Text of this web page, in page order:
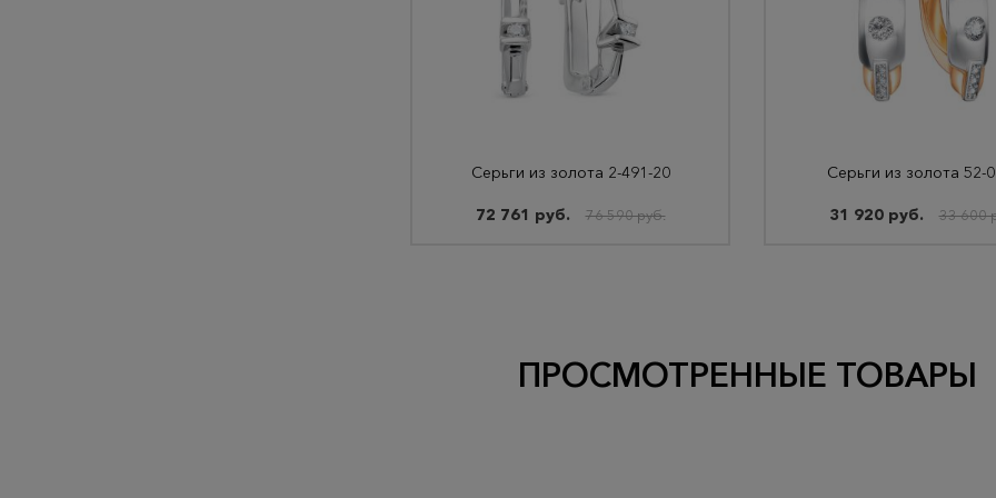
Серьги из золота 2-491-20
72 761 руб. 76 590 руб.
Серьги из золота 52-
31 920 руб. 33 600
ПРОСМОТРЕННЫЕ ТОВАРЫ